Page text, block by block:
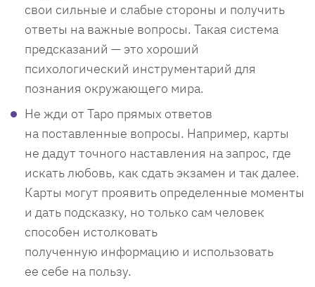
свои сильные и слабые стороны и получить
ответы на важные вопросы. Такая система
предсказаний — это хороший
психологический инструментарий для
познания окружающего мира.
Не жди от Таро прямых ответов
на поставленные вопросы. Например, карты
не дадут точного наставления на запрос, где
искать любовь, как сдать экзамен и так далее.
Карты могут проявить определенные моменты
и дать подсказку, но только сам человек
способен истолковать
полученную информацию и использовать
ее себе на пользу.